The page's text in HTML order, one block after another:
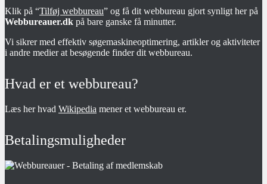
Klik på “Tilføj webbureau” og få dit webbureau gjort synligt her på
Webbureauer.dk på bare ganske få minutter.
Vi sikrer med effektiv søgemaskineoptimering, artikler og aktiviteter
i andre medier at besøgende finder dit webbureau.
Hvad er et webbureau?
Læs her hvad Wikipedia mener et webbureau er.
Betalingsmuligheder